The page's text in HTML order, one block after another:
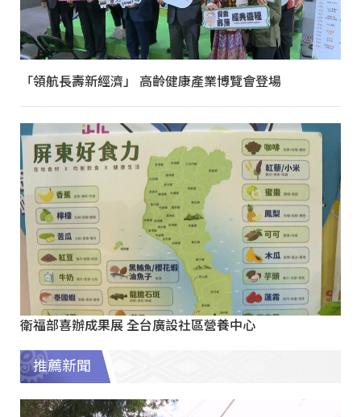
「領航長壽新經濟」 高齡健康產業博覽會登場
衛福部喜辦成果展 全台廣設社區營養中心
推薦新聞